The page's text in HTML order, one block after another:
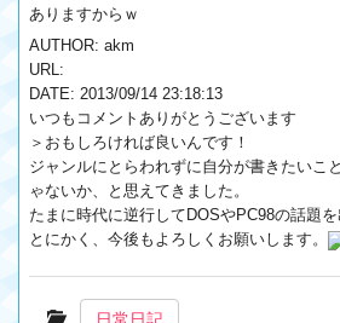
ありますからｗ
AUTHOR: akm
URL:
DATE: 2013/09/14 23:18:13
いつもコメントありがとうございます
＞おもしろければ良いんです！
ジャンルにとらわれずに自分が書きたいこ
ゃないか、と思えてきました。
たまに時代に逆行してDOSやPC98の話題
とにかく、今後もよろしくお願いします。